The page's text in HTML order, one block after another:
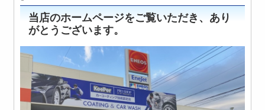
当店のホームページをご覧いただき、あり
がとうございます。